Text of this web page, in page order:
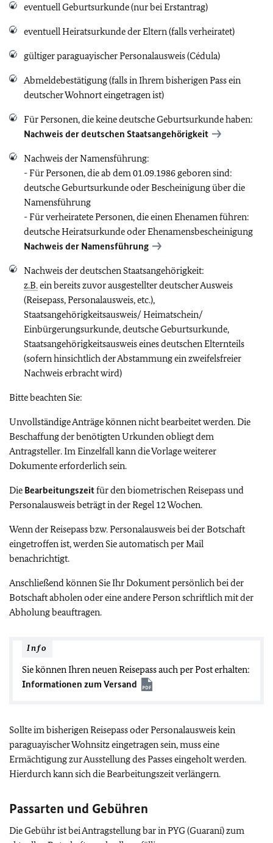
eventuell Geburtsurkunde (nur bei Erstantrag)
eventuell Heiratsurkunde der Eltern (falls verheiratet)
gültiger paraguayischer Personalausweis (Cédula)
Abmeldebestätigung (falls in Ihrem bisherigen Pass ein
deutscher Wohnort eingetragen ist)
Für Personen, die keine deutsche Geburtsurkunde haben:
Nachweis der deutschen Staatsangehörigkeit
Nachweis der Namensführung:
- Für Personen, die ab dem 01.09.1986 geboren sind:
deutsche Geburtsurkunde oder Bescheinigung über die
Namensführung
- Für verheiratete Personen, die einen Ehenamen führen:
deutsche Heiratsurkunde oder Ehenamensbescheinigung
Nachweis der Namensführung
Nachweis der deutschen Staatsangehörigkeit:
z.B.ein bereits zuvor ausgestellter deutscher Ausweis
(Reisepass, Personalausweis, etc.),
Staatsangehörigkeitsausweis/ Heimatschein/
Einbürgerungsurkunde, deutsche Geburtsurkunde,
Staatsangehörigkeitsausweis eines deutschen Elternteils
(sofern hinsichtlich der Abstammung ein zweifelsfreier
Nachweis erbracht wird)
Bitte beachten Sie:
Unvollständige Anträge können nicht bearbeitet werden. Die
Beschaffung der benötigten Urkunden obliegt dem
Antragsteller. Im Einzelfall kann die Vorlage weiterer
Dokumente erforderlich sein.
Die Bearbeitungszeitfür den biometrischen Reisepass und
Personalausweis beträgt in der Regel 12 Wochen.
Wenn der Reisepass bzw. Personalausweis bei der Botschaft
eingetroffen ist, werden Sie automatisch per Mail
benachrichtigt.
Anschließend können Sie Ihr Dokument persönlich bei der
Botschaft abholen oder eine andere Person schriftlich mit der
Abholung beauftragen.
Info
Sie können Ihren neuen Reisepass auch per Post erhalten:
Informationen zum Versand
Sollte im bisherigen Reisepass oder Personalausweis kein
paraguayischer Wohnsitz eingetragen sein, muss eine
Ermächtigung zur Ausstellung des Passes eingeholt werden.
Hierdurch kann sich die Bearbeitungszeit verlängern.
Passarten und Gebühren
Die Gebühr ist bei Antragstellung bar in PYG (Guaraní) zum